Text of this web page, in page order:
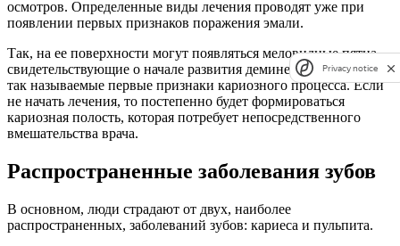
осмотров. Определенные виды лечения проводят уже при
появлении первых признаков поражения эмали.
Так, на ее поверхности могут появляться меловидные пятна,
свидетельствующие о начале развития деминерализации. Это
так называемые первые признаки кариозного процесса. Если
не начать лечения, то постепенно будет формироваться
кариозная полость, которая потребует непосредственного
вмешательства врача.
Распространенные заболевания зубов
В основном, люди страдают от двух, наиболее
распространенных, заболеваний зубов: кариеса и пульпита.
Privacy notice